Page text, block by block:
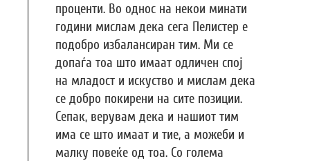
проценти. Во однос на некои минати
години мислам дека сега Пелистер е
подобро избалансиран тим. Ми се
допаѓа тоа што имаат одличен спој
на младост и искуство и мислам дека
се добро покирени на сите позиции.
Сепак, верувам дека и нашиот тим
има се што имаат и тие, а можеби и
малку повеќе од тоа. Со голема